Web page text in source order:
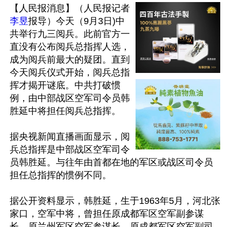
【人民报消息】（人民报记者
李昱报导）今天（9月3日)中
共举行九三阅兵。此前官方一
直没有公布阅兵总指挥人选，
成为阅兵前最大的疑团。直到
今天阅兵仪式开始，阅兵总指
挥才揭开谜底。中共打破惯
例，由中部战区空军司令员韩
胜延中将担任阅兵总指挥。
据央视新闻直播画面显示，阅
兵总指挥是中部战区空军司令
员韩胜延。与往年由首都在地的军区或战区司令员
担任总指挥的惯例不同。
据公开资料显示，韩胜延，生于1963年5月，河北张
家口，空军中将，曾担任原成都军区空军副参谋